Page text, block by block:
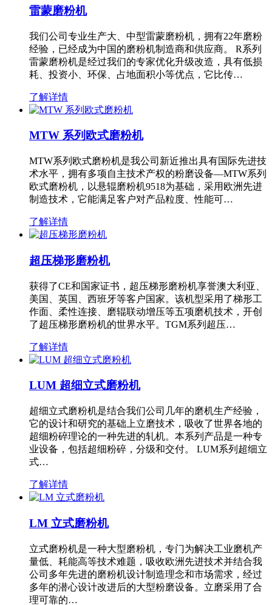
雷蒙磨粉机
我们公司专业生产大、中型雷蒙磨粉机，拥有22年磨粉
经验，已经成为中国的磨粉机制造商和供应商。 R系列
雷蒙磨粉机是经过我们的专家优化升级改造，具有低损
耗、投资小、环保、占地面积小等优点，它比传…
了解详情
MTW 系列欧式磨粉机
MTW系列欧式磨粉机是我公司新近推出具有国际先进技
术水平，拥有多项自主技术产权的粉磨设备—MTW系列
欧式磨粉机，以悬辊磨粉机9518为基础，采用欧洲先进
制造技术，它能满足客户对产品粒度、性能可…
了解详情
超压梯形磨粉机
获得了CE和国家证书，超压梯形磨粉机享誉澳大利亚、
美国、英国、西班牙等客户国家。该机型采用了梯形工
作面、柔性连接、磨辊联动增压等五项磨机技术，开创
了超压梯形磨粉机的世界水平。TGM系列超压…
了解详情
LUM 超细立式磨粉机
超细立式磨粉机是结合我们公司几年的磨机生产经验，
它的设计和研究的基础上立磨技术，吸收了世界各地的
超细粉碎理论的一种先进的轧机。本系列产品是一种专
业设备，包括超细粉碎，分级和交付。 LUM系列超细立
式…
了解详情
LM 立式磨粉机
立式磨粉机是一种大型磨粉机，专门为解决工业磨机产
量低、耗能高等技术难题，吸收欧洲先进技术并结合我
公司多年先进的磨粉机设计制造理念和市场需求，经过
多年的潜心设计改进后的大型粉磨设备。立磨采用了合
理可靠的…